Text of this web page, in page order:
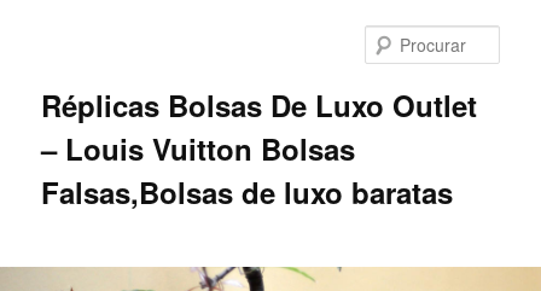
primário
secundárioRéplicas Bolsas De Luxo Outlet
– Louis Vuitton Bolsas
Falsas,Bolsas de luxo baratas